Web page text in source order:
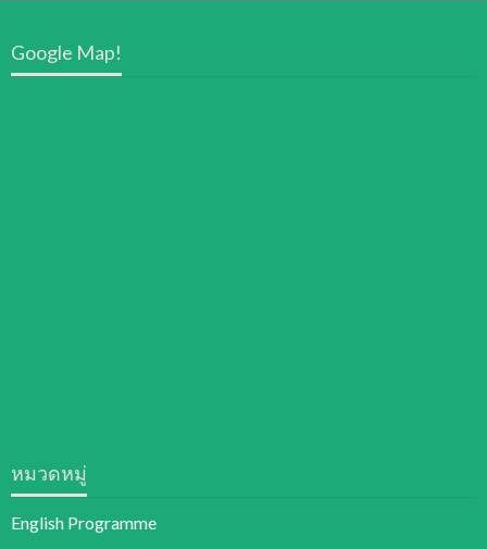
Google Map!
หมวดหมู่
English Programme